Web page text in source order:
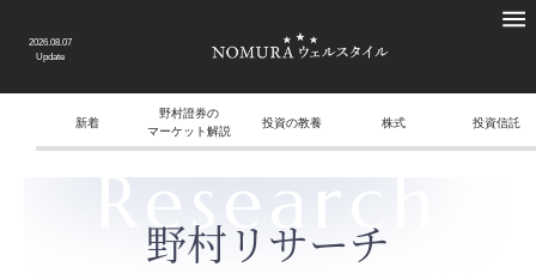
2026.08.07
Update
新着
野村證券の
マーケット解説
投資の教養 株式 投資信託
Research
野村リサーチ